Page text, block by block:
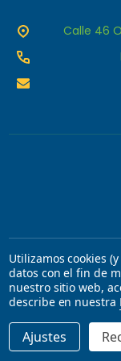
Calle 46
Utilizamos cookies
datos con el fin de
nuestro sitio web,
describe en nuestra
Ajustes